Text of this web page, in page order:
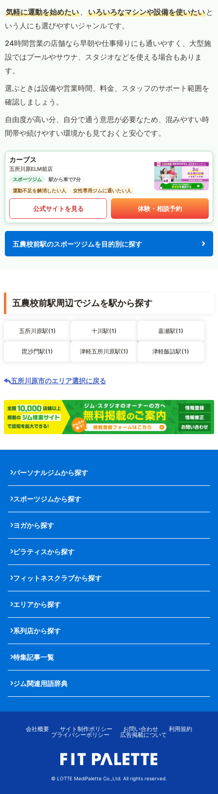
気軽に運動を始めたい 、 いろいろなマシンや設備を使いたい と
いう人にも選びやすいジャンルです。
24時間営業の店舗なら早朝や仕事帰りにも通いやすく、大型施
設ではプールやサウナ、スタジオなどを使える場合もありま
す。
選ぶときは設備や営業時間、料金、スタッフのサポート範囲を
確認しましょう。
自由度が高い分、自分で通う意思が必要なため、混みやすい時
間帯や続けやすい環境かも見ておくと安心です。
カーブス
五所川原ELM前店
スポーツジム
駅から車で7分
運動不足を解消したい人
女性専用ジムに通いたい人
公式サイトを見る 体験・相談予約
五農校前駅のスポーツジムを目的別に探す
五農校前駅周辺でジムを駅から探す
五所川原駅(1) 十川駅(1) 嘉瀬駅(1)
毘沙門駅(1) 津軽五所川原駅(1) 津軽飯詰駅(1)
五所川原市のエリア選択に戻る
パーソナルジムから探す
スポーツジムから探す
ヨガから探す
ピラティスから探す
フィットネスクラブから探す
エリアから探す
系列店から探す
特集記事一覧
ジム関連用語辞典
会社概要 サイト制作ポリシー お問い合わせ
利用規約
プライバシーポリシー
広告掲載について
© LOTTE MediPalette Co.,Ltd. All rights reserved.